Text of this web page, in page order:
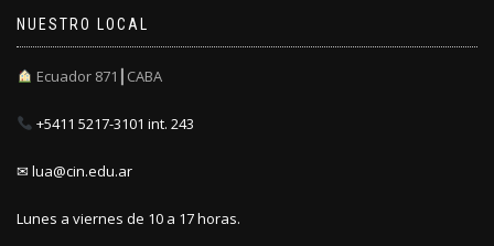
NUESTRO LOCAL
Ecuador 871┃CABA
+5411 5217-3101 int. 243
✉ lua@cin.edu.ar
Lunes a viernes de 10 a 17 horas.